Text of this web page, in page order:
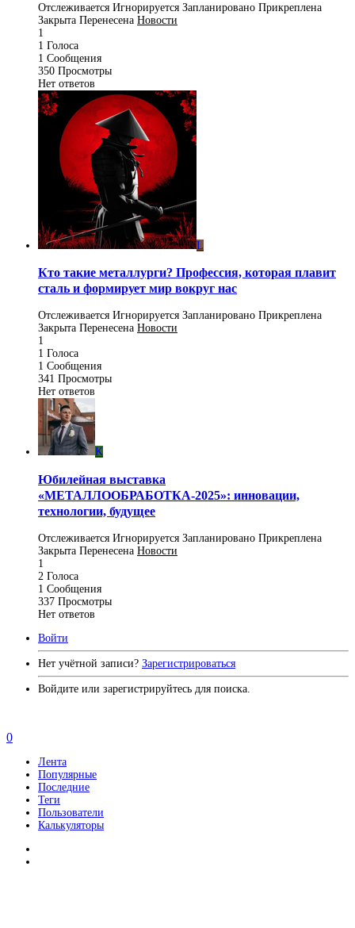
Отслеживается Игнорируется Запланировано Прикреплена
Закрыта Перенесена Новости
1
1 Голоса
1 Сообщения
350 Просмотры
Нет ответов
L
Кто такие металлурги? Профессия, которая плавит
сталь и формирует мир вокруг нас
Отслеживается Игнорируется Запланировано Прикреплена
Закрыта Перенесена Новости
1
1 Голоса
1 Сообщения
341 Просмотры
Нет ответов
K
Юбилейная выставка
«МЕТАЛЛООБРАБОТКА-2025»: инновации,
технологии, будущее
Отслеживается Игнорируется Запланировано Прикреплена
Закрыта Перенесена Новости
1
2 Голоса
1 Сообщения
337 Просмотры
Нет ответов
Войти
Нет учётной записи? Зарегистрироваться
Войдите или зарегистрируйтесь для поиска.
0
Лента
Популярные
Последние
Теги
Пользователи
Калькуляторы